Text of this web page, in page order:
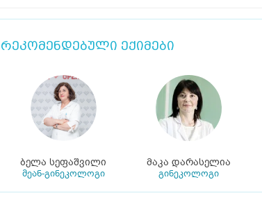
რეკომენდებული ექიმები
ბელა სეფაშვილი
მეან-გინეკოლოგი
მაკა დარასელია
გინეკოლოგი